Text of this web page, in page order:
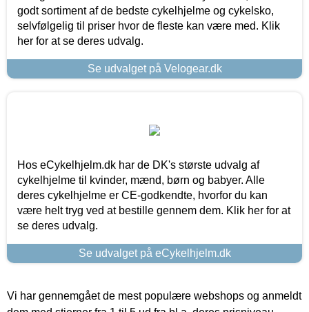
godt sortiment af de bedste cykelhjelme og cykelsko,
selvfølgelig til priser hvor de fleste kan være med. Klik
her for at se deres udvalg.
Se udvalget på Velogear.dk
Hos eCykelhjelm.dk har de DK's største udvalg af
cykelhjelme til kvinder, mænd, børn og babyer. Alle
deres cykelhjelme er CE-godkendte, hvorfor du kan
være helt tryg ved at bestille gennem dem. Klik her for at
se deres udvalg.
Se udvalget på eCykelhjelm.dk
Vi har gennemgået de mest populære webshops og anmeldt